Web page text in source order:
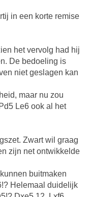
in een korte remise
het vervolg had hij
De bedoeling is
niet geslagen kan
maar nu zou
Le6 ook al het
Zwart wil graag
zijn net ontwikkelde
buitmaken
Helemaal duidelijk